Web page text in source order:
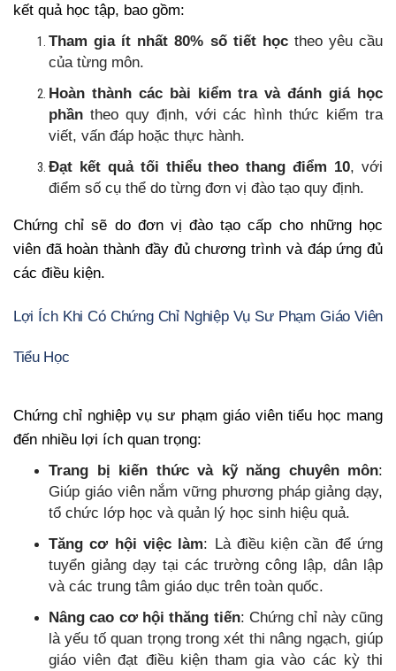
kết quả học tập, bao gồm:
Tham gia ít nhất 80% số tiết họctheo yêu cầu
của từng môn.
Hoàn thành các bài kiểm tra và đánh giá học
phần theo quy định, với các hình thức kiểm tra
viết, vấn đáp hoặc thực hành.
Đạt kết quả tối thiểu theo thang điểm 10, với
điểm số cụ thể do từng đơn vị đào tạo quy định.
Chứng chỉ sẽ do đơn vị đào tạo cấp cho những học
viên đã hoàn thành đầy đủ chương trình và đáp ứng đủ
các điều kiện.
Lợi Ích Khi Có Chứng Chỉ Nghiệp Vụ Sư Phạm Giáo Viên
Tiểu Học
Chứng chỉ nghiệp vụ sư phạm giáo viên tiểu học mang
đến nhiều lợi ích quan trọng:
Trang bị kiến thức và kỹ năng chuyên môn:
Giúp giáo viên nắm vững phương pháp giảng dạy,
tổ chức lớp học và quản lý học sinh hiệu quả.
Tăng cơ hội việc làm: Là điều kiện cần để ứng
tuyển giảng dạy tại các trường công lập, dân lập
và các trung tâm giáo dục trên toàn quốc.
Nâng cao cơ hội thăng tiến: Chứng chỉ này cũng
là yếu tố quan trọng trong xét thi nâng ngạch, giúp
giáo viên đạt điều kiện tham gia vào các kỳ thi